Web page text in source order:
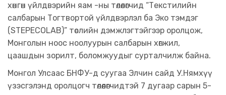
хөнгөн үйлдвэрийн яам -ны төлөөлөгчид “Текстилийн
салбарын Тогтвортой үйлдвэрлэл ба Эко тэмдэг
(STEPECOLAB)” төслийн дэмжлэгтэйгээр оролцож,
Монголын ноос ноолуурын салбарын хөгжил,
цаашдын зорилт, боломжуудыг сурталчилж байна.
Монгол Улсаас БНФУ-д суугаа Элчин сайд У.Нямхүү
үзэсгэлэнд оролцогч төлөөлөгчидтэй 7 дугаар сарын 5-